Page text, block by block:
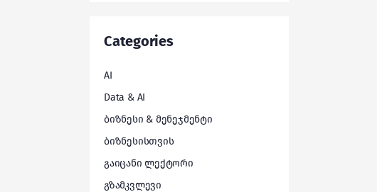
Categories
AI
Data & AI
ბიზნესი & მენეჯმენტი
ბიზნესისთვის
გაიცანი ლექტორი
გზამკვლევი